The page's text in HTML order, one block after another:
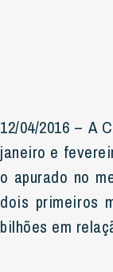
12/04/2016 – A
janeiro e
o apurado no
dois primeiros
bilhões em